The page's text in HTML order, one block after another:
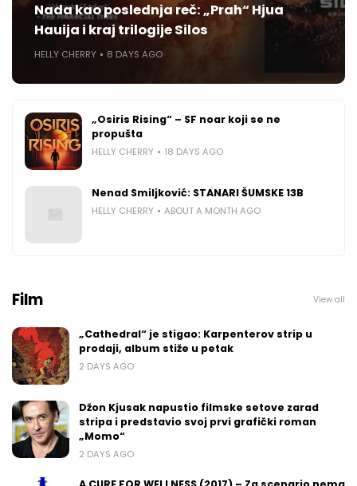
Nada kao poslednja reč: „Prah“ Hjua
Hauija i kraj trilogije Silos
HELLY CHERRY 8 DAYS AGO
„Osiris Rising“ – SF noar koji se ne
propušta
HELLY CHERRY 18 DAYS AGO
Nenad Smiljković: STANARI ŠUMSKE 13B
HELLY CHERRY ABOUT A MONTH AGO
Film View all
„Cathedral“ je stigao: Karpenterov strip u
prodaji, album stiže u petak
2 DAYS AGO
Džon Kjusak napustio filmske setove zarad
stripa i predstavio svoj prvi grafički roman
„Momo“
2 DAYS AGO